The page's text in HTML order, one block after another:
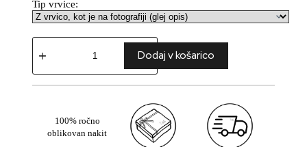
Tip vrvice:
Dodaj v košarico
100% ročno
oblikovan nakit